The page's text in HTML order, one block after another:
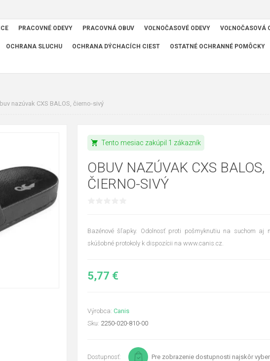
PRACOVNÉ ODEVY PRACOVNÁ OBUV VOĽNOČASOVÉ ODEVY VOĽNOČASOVÁ
OCHRANA SLUCHU OCHRANA DÝCHACÍCH CIEST OSTATNÉ OCHRANNÉ POMÔCKY
nazúvak CXS BALOS, čierno-sivý
shopping_cart Tento mesiac zakúpil 1 zákazník
OBUV NAZÚVAK CXS BALOS,
ČIERNO-SIVÝ
Bazénové šľapky. Odolnosť proti pošmyknutiu na suchom aj
skúšobné protokoly k dispozícii na www.canis.cz.
5,77 €
Výrobca: Canis
Sku: 2250-020-810-00
Dostupnosť: Pre zobrazenie dostupnosti najskôr